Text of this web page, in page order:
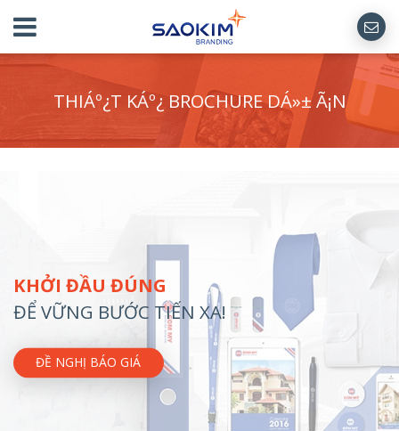
THIÁº¿T KÁº¿ BROCHURE DÁ»± Ã¡N
KHỞI ĐẦU ĐÚNG
ĐỂ VỮNG BƯỚC TIẾN XA!
ĐỀ NGHỊ BÁO GIÁ